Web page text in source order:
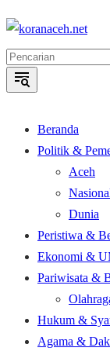
Langsung
konten
Beranda
Politik &
Aceh
Dunia
Peristiwa &
Ekonomi &
Pariwisata &
Hukum &
Agama &